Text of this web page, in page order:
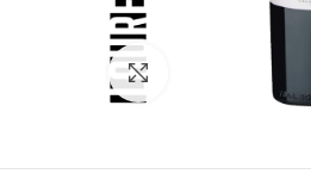
Clic para ampliar